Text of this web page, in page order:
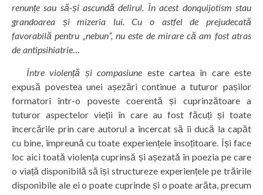
renunțe sau să-și ascundă delirul. În acest donquijotism stau
grandoarea și mizeria lui. Cu o astfel de prejudecată
favorabilă pentru „nebun”, nu este de mirare că am fost atras
de antipsihiatrie…
Între violență și compasiune este cartea în care este
expusă povestea unei așezări continue a tuturor pașilor
formatori într-o poveste coerentă și cuprinzătoare a
tuturor aspectelor vieții în care au fost făcuți și toate
încercările prin care autorul a încercat să îi ducă la capăt
cu bine, împreună cu toate experiențele însoțitoare. Își face
loc aici toată violența cuprinsă și așezată în poezia pe care
o viață disponibilă să își structureze experiențele pe trăirile
disponibile ale ei o poate cuprinde și o poate arăta, precum